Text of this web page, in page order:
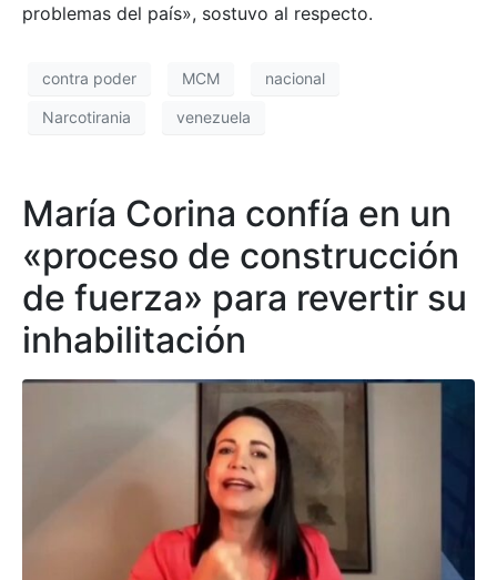
problemas del país», sostuvo al respecto.
contra poder MCM nacional
Narcotirania venezuela
María Corina confía en un
«proceso de construcción
de fuerza» para revertir su
inhabilitación